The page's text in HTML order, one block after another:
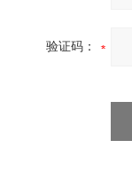
验证码：